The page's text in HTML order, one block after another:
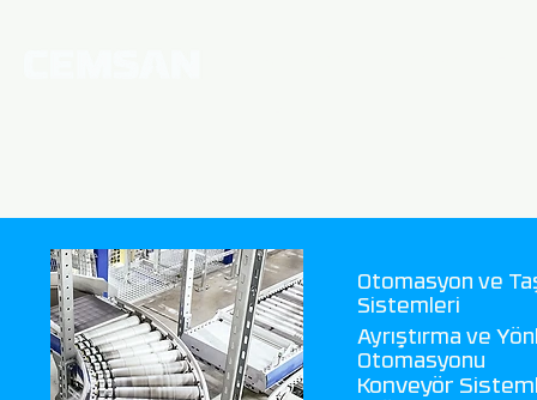
Otomasyon ve
Sistemleri
Ayrıştırma ve
Otomasyonu
Konveyör